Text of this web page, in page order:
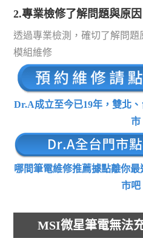
2.專業檢修了解問題與原因
透過專業檢測，確切了解問
模組維修
Dr.A成立至今已19年，雙北
市
哪間筆電維修推薦據點離你
市吧
MSI微星筆電無法